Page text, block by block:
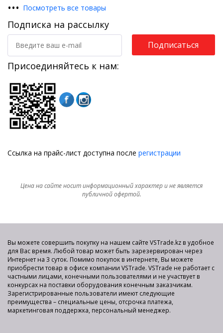
••• Посмотреть все товары
Подписка на рассылку
Подписаться
Присоединяйтесь к нам:
Ссылка на прайс-лист доступна после регистрации
Цена на сайте носит информационный характер и не является
публичной офертой.
Вы можете совершить покупку на нашем сайте VSTrade.kz в удобное
для Вас время. Любой товар может быть зарезервирован через
Интернет на 3 суток. Помимо покупок в интернете, Вы можете
приобрести товар в офисе компании VSTrade. VSTrade не работает с
частными лицами, конечными пользователями и не участвует в
конкурсах на поставки оборудования конечным заказчикам.
Зарегистрированные пользователи имеют следующие
преимущества – специальные цены, отсрочка платежа,
маркетинговая поддержка, персональный менеджер.